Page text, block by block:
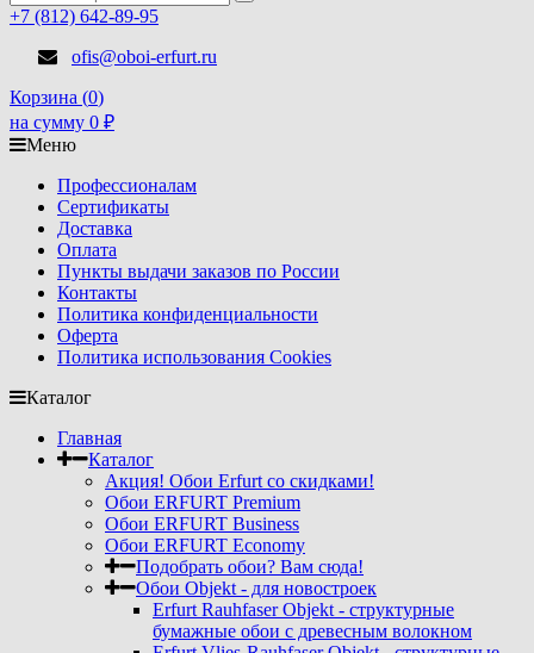
+7 (812) 642-89-95
ofis@oboi-erfurt.ru
Корзина (0)
на сумму 0 ₽
Меню
Профессионалам
Сертификаты
Доставка
Оплата
Пункты выдачи заказов по России
Контакты
Политика конфиденциальности
Оферта
Политика использования Cookies
Каталог
Главная
Каталог
Акция! Обои Erfurt со скидками!
Обои ERFURT Premium
Обои ERFURT Business
Обои ERFURT Economy
Подобрать обои? Вам сюда!
Обои Objekt - для новостроек
Erfurt Rauhfaser Objekt - cтруктурные
бумажные обои с древесным волокном